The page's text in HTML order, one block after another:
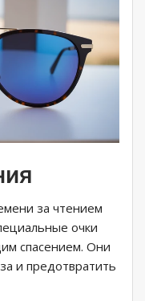
за чтением
очки
спасением. Они
и предотвратить